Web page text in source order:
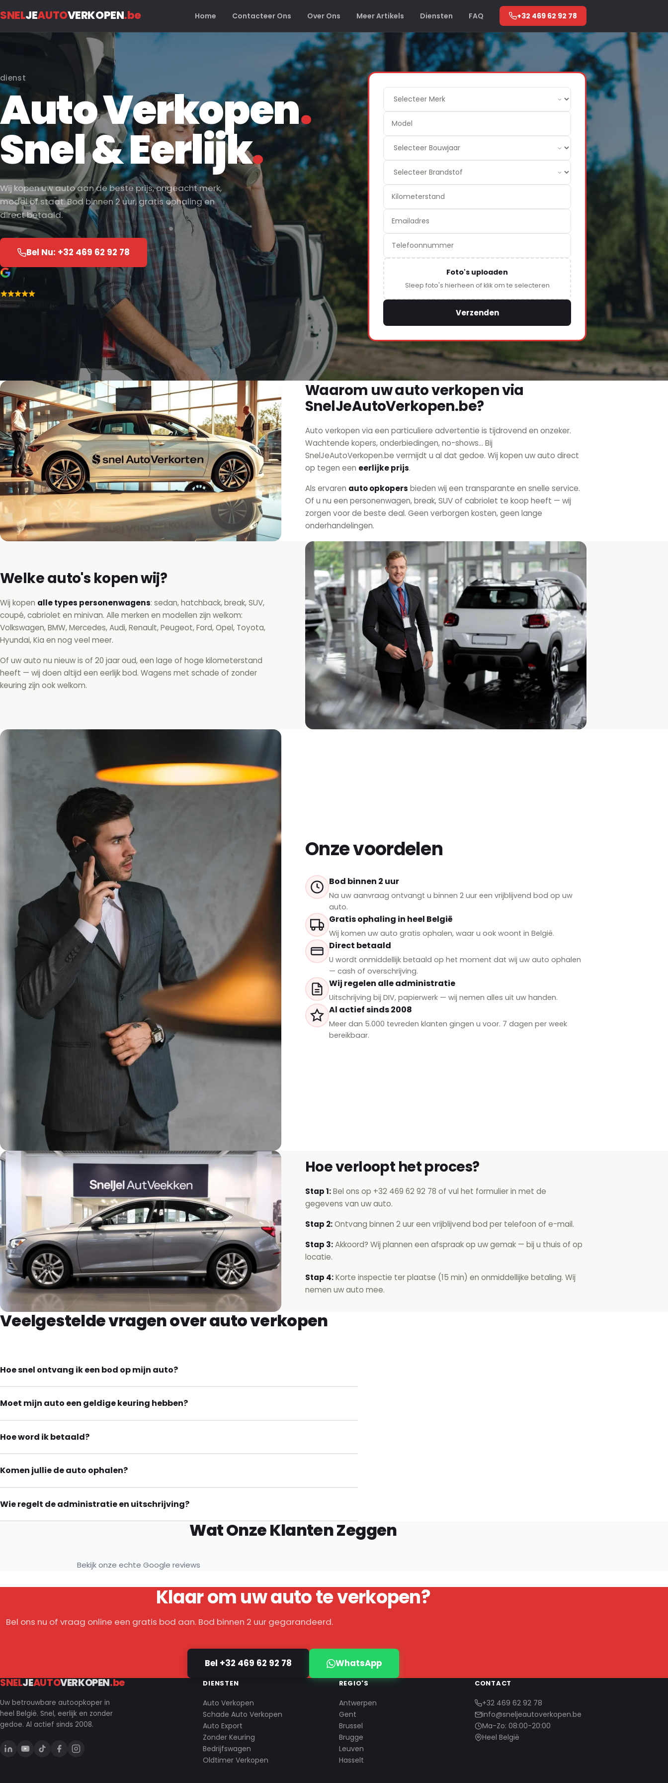
SNELJEAUTOVERKOPEN.be Home Contacteer Ons Over Ons Meer Artikels Diensten FAQ +32 469 62 92 78
dienst
Auto Verkopen.
Snel & Eerlijk.
Wij kopen uw auto aan de beste prijs, ongeacht merk,
model of staat. Bod binnen 2 uur, gratis ophaling en
direct betaald.
Bel Nu: +32 469 62 92 78
Google Reviews
Foto's uploaden
Sleep foto's hierheen of klik om te selecteren
Verzenden
Waarom uw auto verkopen via
SnelJeAutoVerkopen.be?
Auto verkopen via een particuliere advertentie is tijdrovend en onzeker.
Wachtende kopers, onderbiedingen, no-shows... Bij
SnelJeAutoVerkopen.be vermijdt u al dat gedoe. Wij kopen uw auto direct
op tegen een eerlijke prijs.
Als ervaren auto opkopers bieden wij een transparante en snelle service.
Of u nu een personenwagen, break, SUV of cabriolet te koop heeft — wij
zorgen voor de beste deal. Geen verborgen kosten, geen lange
onderhandelingen.
Welke auto's kopen wij?
Wij kopen alle types personenwagens: sedan, hatchback, break, SUV,
coupé, cabriolet en minivan. Alle merken en modellen zijn welkom:
Volkswagen, BMW, Mercedes, Audi, Renault, Peugeot, Ford, Opel, Toyota,
Hyundai, Kia en nog veel meer.
Of uw auto nu nieuw is of 20 jaar oud, een lage of hoge kilometerstand
heeft — wij doen altijd een eerlijk bod. Wagens met schade of zonder
keuring zijn ook welkom.
Onze voordelen
Bod binnen 2 uur
Na uw aanvraag ontvangt u binnen 2 uur een vrijblijvend bod op uw
auto.
Gratis ophaling in heel België
Wij komen uw auto gratis ophalen, waar u ook woont in België.
Direct betaald
U wordt onmiddellijk betaald op het moment dat wij uw auto ophalen
— cash of overschrijving.
Wij regelen alle administratie
Uitschrijving bij DIV, papierwerk — wij nemen alles uit uw handen.
Al actief sinds 2008
Meer dan 5.000 tevreden klanten gingen u voor. 7 dagen per week
bereikbaar.
Hoe verloopt het proces?
Stap 1:Bel ons op +32 469 62 92 78 of vul het formulier in met de
gegevens van uw auto.
Stap 2:Ontvang binnen 2 uur een vrijblijvend bod per telefoon of e-mail.
Stap 3:Akkoord? Wij plannen een afspraak op uw gemak — bij u thuis of op
locatie.
Stap 4:Korte inspectie ter plaatse (15 min) en onmiddellijke betaling. Wij
nemen uw auto mee.
Veelgestelde vragen over auto verkopen
Hoe snel ontvang ik een bod op mijn auto?
Moet mijn auto een geldige keuring hebben?
Hoe word ik betaald?
Komen jullie de auto ophalen?
Wie regelt de administratie en uitschrijving?
Wat Onze Klanten Zeggen
Bekijk onze echte Google reviews
Klaar om uw auto te verkopen?
Bel ons nu of vraag online een gratis bod aan. Bod binnen 2 uur gegarandeerd.
Bel +32 469 62 92 78 WhatsApp
SNELJEAUTOVERKOPEN.be
Uw betrouwbare autoopkoper in
heel België. Snel, eerlijk en zonder
gedoe. Al actief sinds 2008.
DIENSTEN
Auto Verkopen
Schade Auto Verkopen
Auto Export
Zonder Keuring
Bedrijfswagen
Oldtimer Verkopen
REGIO'S
Antwerpen
Gent
Brussel
Brugge
Leuven
Hasselt
CONTACT
+32 469 62 92 78
info@sneljeautoverkopen.be
Ma-Zo: 08:00-20:00
Heel België